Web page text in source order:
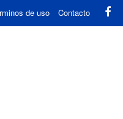
de uso Contacto